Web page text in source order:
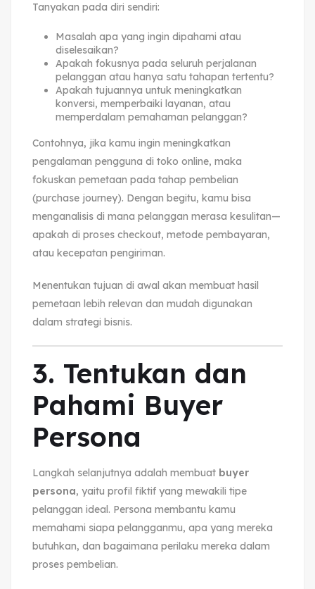
Tanyakan pada diri sendiri:
Masalah apa yang ingin dipahami atau
diselesaikan?
Apakah fokusnya pada seluruh perjalanan
pelanggan atau hanya satu tahapan tertentu?
Apakah tujuannya untuk meningkatkan
konversi, memperbaiki layanan, atau
memperdalam pemahaman pelanggan?
Contohnya, jika kamu ingin meningkatkan
pengalaman pengguna di toko online, maka
fokuskan pemetaan pada tahap pembelian
(purchase journey). Dengan begitu, kamu bisa
menganalisis di mana pelanggan merasa kesulitan—
apakah di proses checkout, metode pembayaran,
atau kecepatan pengiriman.
Menentukan tujuan di awal akan membuat hasil
pemetaan lebih relevan dan mudah digunakan
dalam strategi bisnis.
3. Tentukan dan
Pahami Buyer
Persona
Langkah selanjutnya adalah membuat buyer
persona, yaitu profil fiktif yang mewakili tipe
pelanggan ideal. Persona membantu kamu
memahami siapa pelangganmu, apa yang mereka
butuhkan, dan bagaimana perilaku mereka dalam
proses pembelian.